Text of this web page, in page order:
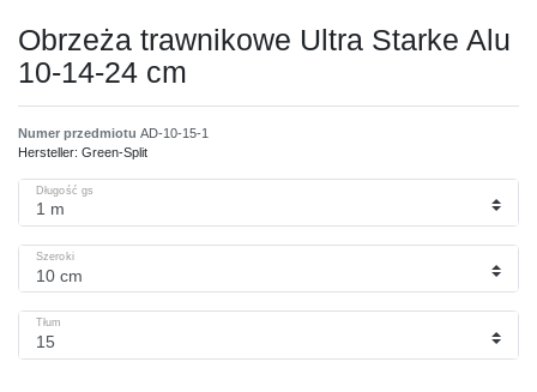
Obrzeża trawnikowe Ultra Starke Alu
10-14-24 cm
Numer przedmiotu AD-10-15-1
Hersteller: Green-Split
Długość gs
Szeroki
Tłum